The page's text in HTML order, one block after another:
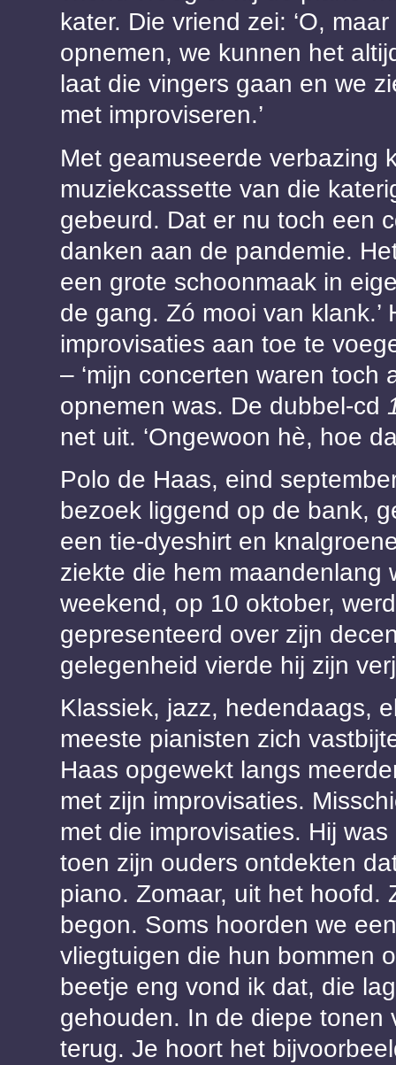
kater. Die vriend zei: ‘O,
opnemen, we kunnen het
laat die vingers gaan en we
met improviseren.’
Met geamuseerde verbazing
muziekcassette van die
gebeurd. Dat er nu toch een
danken aan de pandemie.
een grote schoonmaak in
de gang. Zó mooi van
improvisaties aan toe te
– ‘mijn concerten waren toch
opnemen was. De dubbel-cd
net uit. ‘Ongewoon hè, hoe
Polo de Haas, eind
bezoek liggend op de bank,
een tie-dyeshirt en
ziekte die hem maandenlang
weekend, op 10 oktober,
gepresenteerd over zijn
gelegenheid vierde hij zijn
Klassiek, jazz, hedendaags,
meeste pianisten zich
Haas opgewekt langs
met zijn improvisaties.
met die improvisaties. Hij
toen zijn ouders ontdekten
piano. Zomaar, uit het hoofd.
begon. Soms hoorden we
vliegtuigen die hun bommen
beetje eng vond ik dat, die
gehouden. In de diepe tonen
terug. Je hoort het